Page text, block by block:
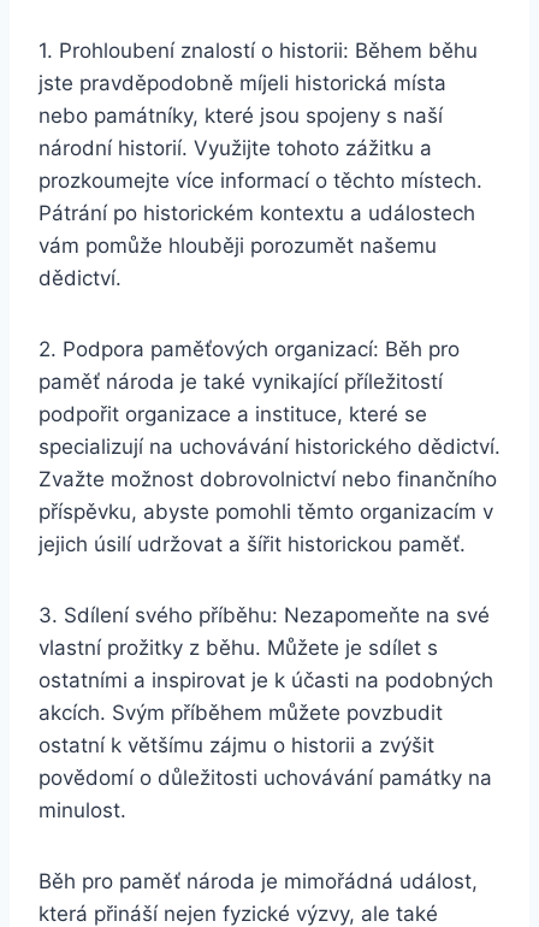
1. Prohloubení znalostí o historii: Během běhu
jste pravděpodobně míjeli historická místa
nebo památníky, které jsou spojeny s naší
národní historií. Využijte tohoto zážitku a
prozkoumejte více informací o těchto místech.
Pátrání po historickém kontextu a událostech
vám pomůže hlouběji porozumět našemu
dědictví.
2. Podpora paměťových organizací: Běh pro
paměť národa je také vynikající příležitostí
podpořit organizace a instituce, které se
specializují na uchovávání historického dědictví.
Zvažte možnost dobrovolnictví nebo finančního
příspěvku, abyste pomohli těmto organizacím v
jejich úsilí udržovat a šířit historickou paměť.
3. Sdílení svého příběhu: Nezapomeňte na své
vlastní prožitky z běhu. Můžete je sdílet s
ostatními a inspirovat je k účasti na podobných
akcích. Svým příběhem můžete povzbudit
ostatní k většímu zájmu o historii a zvýšit
povědomí o důležitosti uchovávání památky na
minulost.
Běh pro paměť národa je mimořádná událost,
která přináší nejen fyzické výzvy, ale také